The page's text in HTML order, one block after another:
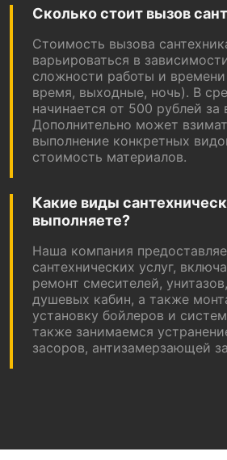
Сколько стоит вызов
Стоимость вызова
варьироваться в
сложности работы и
время, выходные, ночь). В
начинается от 500 рублей за
Дополнительно может
выполнение конкретных
стоимость материалов.
Какие виды
выполняете?
Наша компания
сантехнических услуг,
ремонт смесителей,
душевых кабин, а также
установку бойлеров и
также занимаемся
засоров, антизамерзающей